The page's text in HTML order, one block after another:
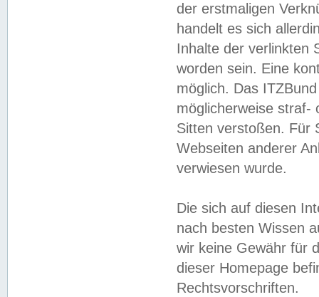
der erstmaligen
handelt es sich
Inhalte der verlinkten
worden sein. Eine
möglich. Das
möglicherweise straf-
Sitten verstoßen. Für
Webseiten anderer
verwiesen wurde.
Die sich auf diesen
nach besten Wissen
wir keine Gewähr für
dieser Homepage
Rechtsvorschriften.